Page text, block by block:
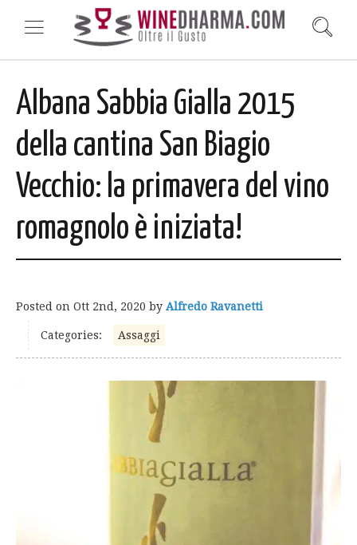
Albana Sabbia Gialla 2015
della cantina San Biagio
Vecchio: la primavera del vino
romagnolo è iniziata!
Posted on Ott 2nd, 2020 by Alfredo Ravanetti
Categories: Assaggi